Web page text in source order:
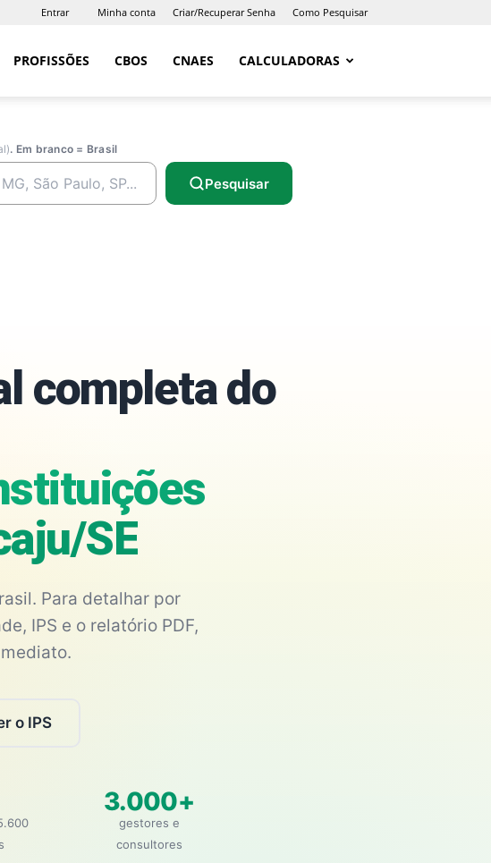
Entrar Minha conta Criar/Recuperar Senha Como Pesquisar
PROFISSÕES CBOS CNAES CALCULADORAS
. Em branco = Brasil
Pesquisar
completa do
SE
Para detalhar por
IPS e o relatório PDF,
o IPS
3.000+
gestores e
consultores